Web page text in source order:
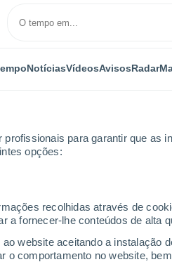
para garantir que as
opções:
recolhidas através de
a fornecer-lhe conteúdos de alta
website aceitando a instalação
o comportamento no website,
NotíciasVídeosAvisosRadar
numérica